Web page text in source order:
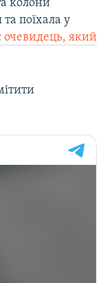
колони
та поїхала у
очевидець, який